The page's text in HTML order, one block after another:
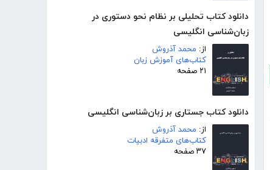
دانلود کتاب تحلیلی بر نظام نحو دستوری در
زبان‌شناسی انگلیسی
از: محمد آذروش
کتاب‌های آموزش زبان
۲۱ صفحه
دانلود کتاب جستاری بر زبان‌شناسی انگلیسی
از: محمد آذروش
کتاب‌های متفرقه ادبیات
۳۷ صفحه